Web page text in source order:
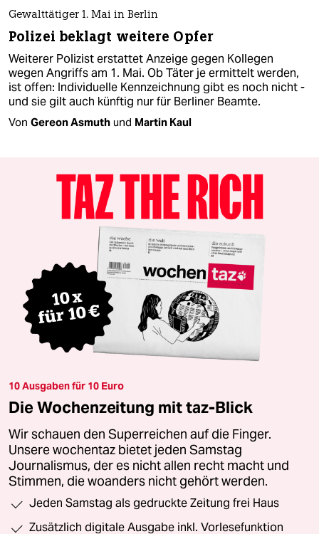
Gewalttätiger 1. Mai in Berlin
Polizei beklagt weitere Opfer
Weiterer Polizist erstattet Anzeige gegen Kollegen
wegen Angriffs am 1. Mai. Ob Täter je ermittelt werden,
ist offen: Individuelle Kennzeichnung gibt es noch nicht -
und sie gilt auch künftig nur für Berliner Beamte.
Von Gereon Asmuth und Martin Kaul
10 Ausgaben für 10 Euro
Die Wochenzeitung mit taz-Blick
Wir schauen den Superreichen auf die Finger.
Unsere wochentaz bietet jeden Samstag
Journalismus, der es nicht allen recht macht und
Stimmen, die woanders nicht gehört werden.
Jeden Samstag als gedruckte Zeitung frei Haus
Zusätzlich digitale Ausgabe inkl. Vorlesefunktion